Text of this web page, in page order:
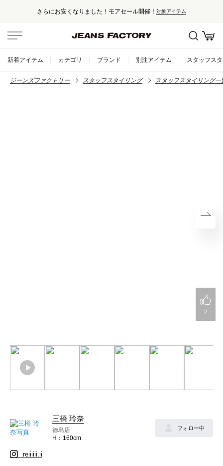
さらにお安くなりました！モアセール開催！ 対象アイテム
新着アイテム カテゴリ ブランド 別注アイテム スタッフス
ジーンズファクトリー スタッフスタイリング スタッフスタイリング一
2
三橋 玲奈
徳島店
160cm
フォロー中
reiiiiii.ii